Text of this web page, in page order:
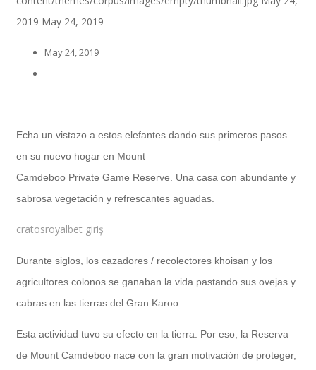
Implementación Nómina Cloud Sap
2019 May 24, 2019
May 24, 2019
Echa un vistazo a estos elefantes dando sus primeros pasos
en su nuevo hogar en Mount
Camdeboo Private Game Reserve. Una casa con abundante y
sabrosa vegetación y refrescantes aguadas.
cratosroyalbet giriş
Durante siglos, los cazadores / recolectores khoisan y los
agricultores colonos se ganaban la vida pastando sus ovejas y
cabras en las tierras del Gran Karoo.
Esta actividad tuvo su efecto en la tierra. Por eso, la Reserva
de Mount Camdeboo nace con la gran motivación de proteger,